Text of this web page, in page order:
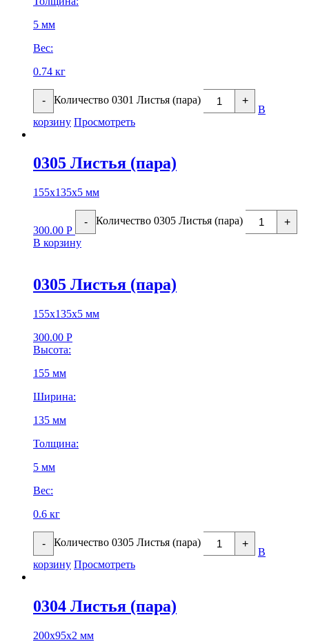
5 мм
Вес:
0.74 кг
- Количество 0301 Листья (пара) +
В
корзину Просмотреть
0305 Листья (пара)
155х135х5 мм
300.00 Р
- Количество 0305 Листья (пара)
+
В корзину
0305 Листья (пара)
155х135х5 мм
300.00 Р
Высота:
155 мм
Ширина:
135 мм
Толщина:
5 мм
Вес:
0.6 кг
- Количество 0305 Листья (пара) +
В
корзину Просмотреть
0304 Листья (пара)
200х95х2 мм